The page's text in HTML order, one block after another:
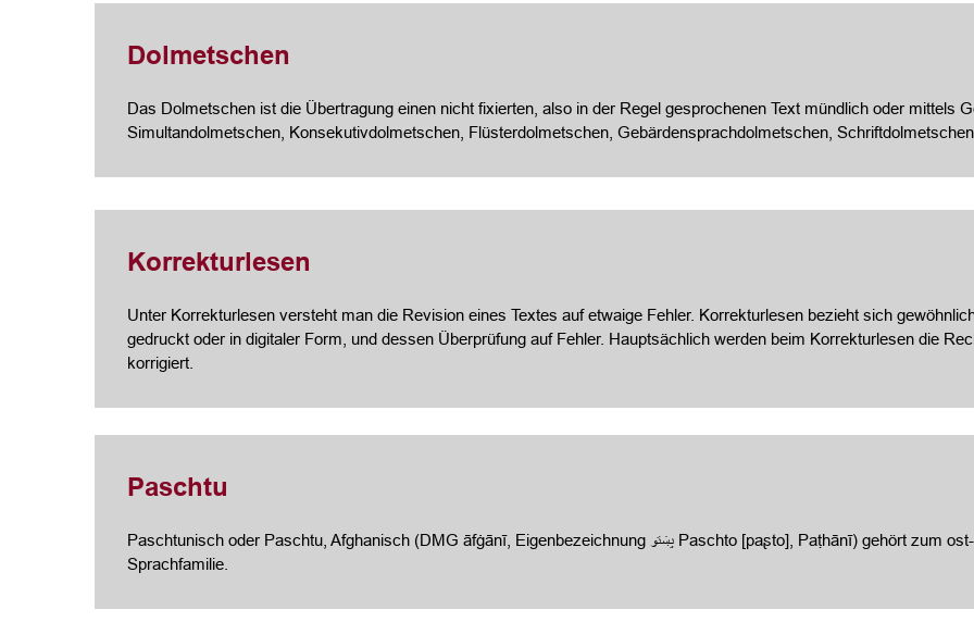
Dolmetschen
Das Dolmetschen ist die Übertragung einen nicht fixierten, also in der Regel gesprochenen Text mündlich oder mittels
Simultandolmetschen, Konsekutivdolmetschen, Flüsterdolmetschen, Gebärdensprachdolmetschen, Schriftdolmetschen.
Korrekturlesen
Unter Korrekturlesen versteht man die Revision eines Textes auf etwaige Fehler. Korrekturlesen bezieht sich
gedruckt oder in digitaler Form, und dessen Überprüfung auf Fehler. Hauptsächlich werden beim Korrekturlesen die
korrigiert.
Paschtu
Paschtunisch oder Paschtu, Afghanisch (DMG āfġānī, Eigenbezeichnung پښتو Paschto [paʂto], Paṭhānī) gehört zum ost-iranischen Zweig der indogermanischen
Sprachfamilie.